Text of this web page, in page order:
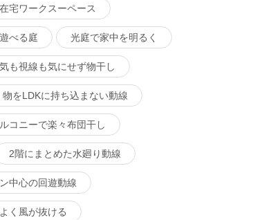
在宅ワークスーペース
べる庭 光庭で家中を明るく
も視線も気にせず物干し
物をLDKに持ち込まない動線
コニーで楽々布団干し
2階にまとめた水廻り動線
中心の回遊動線
く風が抜ける